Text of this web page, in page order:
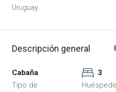
Uruguay
Descripción general
Cabaña
Tipo de
3